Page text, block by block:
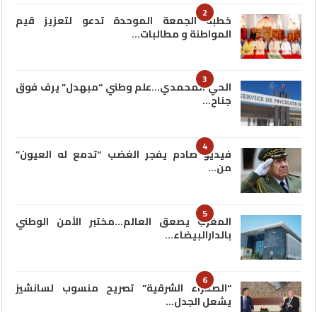
2
خطبة الجمعة الموحدة تدعو لتعزيز قيم
المواطنة و مطالبات…
3
الحي المحمدي…علم وطني “مبهدل” يرف فوق
جناح…
4
فيديو صادم يفجر الغضب “تدمع له العيون”
من…
5
المغرب يصعق العالم…مختبر الأمن الوطني
بالدارالبيضاء…
6
“الصحراء الشرقية” تصريح منسوب لسانشيز
يشعل الجدل…